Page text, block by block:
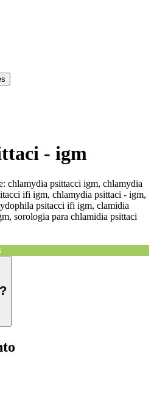
- igm
chlamydia psittacci igm, chlamydia
ifi igm, chlamydia psittaci - igm,
psitacci ifi igm, clamidia
sorologia para chlamidia psittaci